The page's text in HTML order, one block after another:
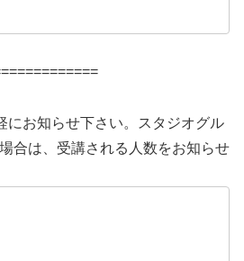
にお知らせ下さい。スタジオグル
合は、受講される人数をお知らせ